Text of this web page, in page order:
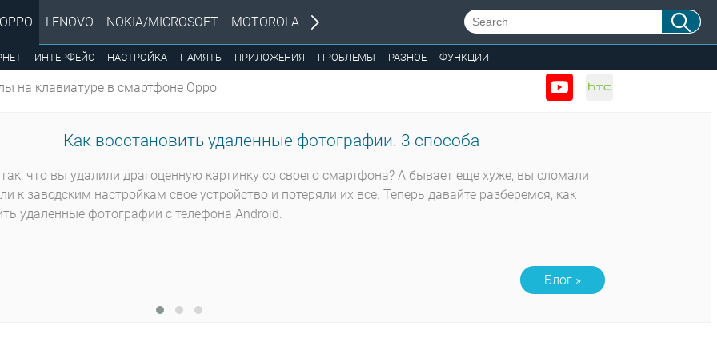
OPPO
ИНТЕРФЕЙС НАСТРОЙКА ПАМЯТЬ ПРИЛОЖЕНИЯ ПРОБЛЕМЫ РАЗНОЕ ФУНКЦИИ
LENOVO NOKIA/MICROSOFT MOTOROLA
на клавиатуре в смартфоне Oppo
Как восстановить удаленные фотографии. 3 способа
что вы удалили драгоценную картинку со своего смартфона? А бывает еще хуже, вы сломали
к заводским настройкам свое устройство и потеряли их все. Теперь давайте разберемся, как
удаленные фотографии с телефона Android.
Блог »